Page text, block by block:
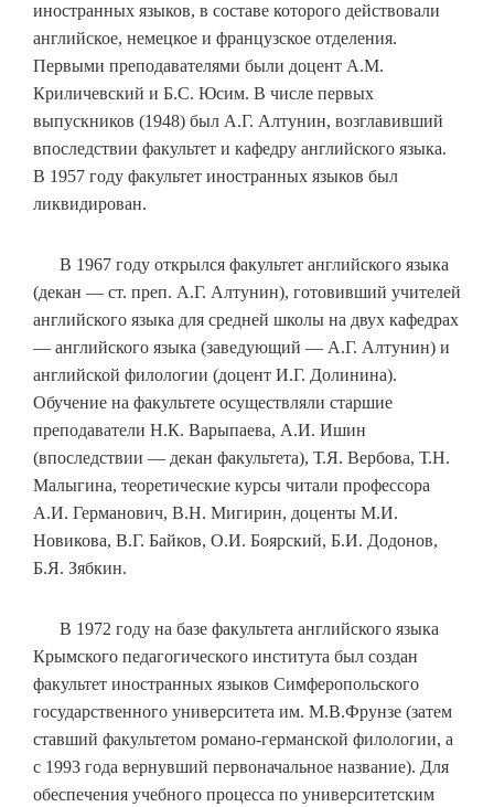
иностранных языков, в составе которого действовали
английское, немецкое и французское отделения.
Первыми преподавателями были доцент А.М.
Криличевский и Б.С. Юсим. В числе первых
выпускников (1948) был А.Г. Алтунин, возглавивший
впоследствии факультет и кафедру английского языка.
В 1957 году факультет иностранных языков был
ликвидирован.
В 1967 году открылся факультет английского языка
(декан — ст. преп. А.Г. Алтунин), готовивший учителей
английского языка для средней школы на двух кафедрах
— английского языка (заведующий — А.Г. Алтунин) и
английской филологии (доцент И.Г. Долинина).
Обучение на факультете осуществляли старшие
преподаватели Н.К. Варыпаева, А.И. Ишин
(впоследствии — декан факультета), Т.Я. Вербова, Т.Н.
Малыгина, теоретические курсы читали профессора
А.И. Германович, В.Н. Мигирин, доценты М.И.
Новикова, В.Г. Байков, О.И. Боярский, Б.И. Додонов,
Б.Я. Зябкин.
В 1972 году на базе факультета английского языка
Крымского педагогического института был создан
факультет иностранных языков Симферопольского
государственного университета им. М.В.Фрунзе (затем
ставший факультетом романо-германской филологии, а
с 1993 года вернувший первоначальное название). Для
обеспечения учебного процесса по университетским